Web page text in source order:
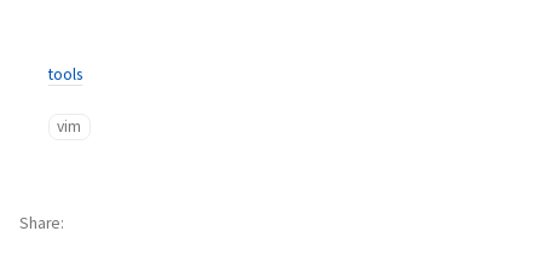
tools
vim
Share